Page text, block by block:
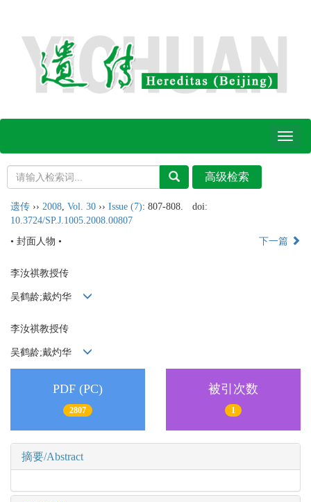
Toggle
遗传 ›› 2008 Vol. 30 ›› Issue (7): 807-808.
doi:
10.3724/SP.J.1005.2008.00807
• 封面人物 •
下一篇
李汝祺教授传
吴鹤龄;戴灼华
李汝祺教授传
吴鹤龄;戴灼华
PDF (PC)
2807
被引次数
1
摘要/Abstract